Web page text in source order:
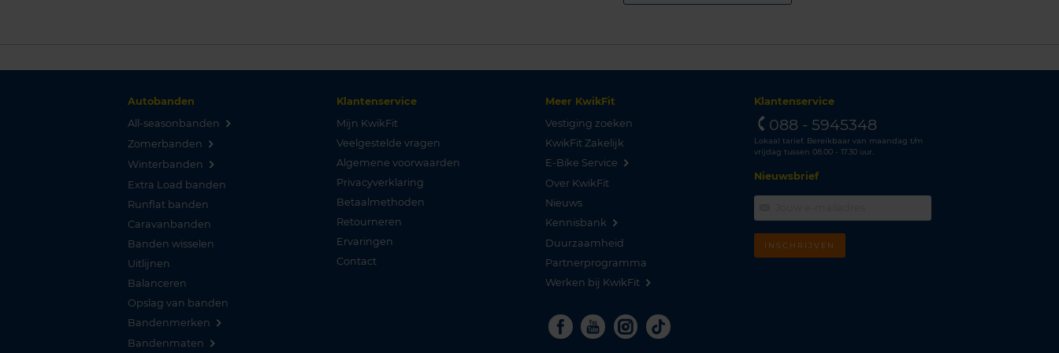
Autobanden
All-seasonbanden
Zomerbanden
Winterbanden
Extra Load banden
Runflat banden
Caravanbanden
Banden wisselen
Uitlijnen
Balanceren
Opslag van banden
Bandenmerken
Bandenmaten
Klantenservice
Mijn KwikFit
Veelgestelde vragen
Algemene voorwaarden
Privacyverklaring
Betaalmethoden
Retourneren
Ervaringen
Contact
Meer KwikFit
Vestiging zoeken
KwikFit Zakelijk
E-Bike Service
Over KwikFit
Nieuws
Kennisbank
Duurzaamheid
Partnerprogramma
Werken bij KwikFit
Facebook
YoutubeInstagram
Tiktok
Klantenservice
088 - 5945348
Lokaal tarief. Bereikbaar van maandag t/m
vrijdag tussen 08.00 - 17.30 uur.
Nieuwsbrief
INSCHRIJVEN